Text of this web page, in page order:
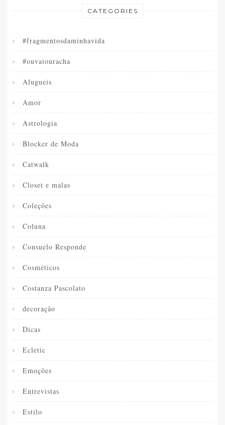
CATEGORIES
#fragmentosdaminhavida
#ouvaiouracha
Alugueis
Amor
Astrologia
Blocker de Moda
Catwalk
Closet e malas
Coleções
Coluna
Consuelo Responde
Cosméticos
Costanza Pascolato
decoração
Dicas
Ecletic
Emoções
Entrevistas
Estilo